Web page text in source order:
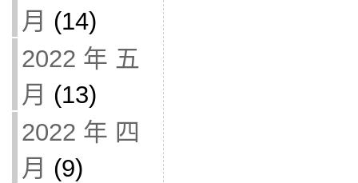
月 (14)
2022 年 五
月 (13)
2022 年 四
月 (9)